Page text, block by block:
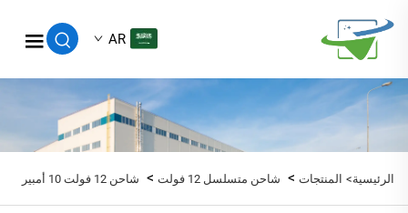
AR
الرئيسية> المنتجات > شاحن متسلسل 12 فولت > شاحن 12 فولت 10 أمبير